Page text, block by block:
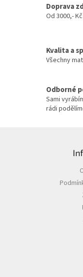
Doprava
Od 3000,-
Kvalita a
Všechny
Odborné
Sami
rádi